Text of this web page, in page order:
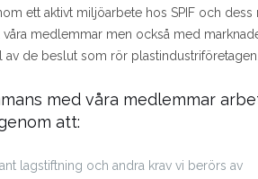
ett aktivt miljöarbete hos SPIF och
medlemmar men också med
av de beslut som rör plastindustriföretagen.
med våra medlemmar
att:
lagstiftning och andra krav vi berörs av